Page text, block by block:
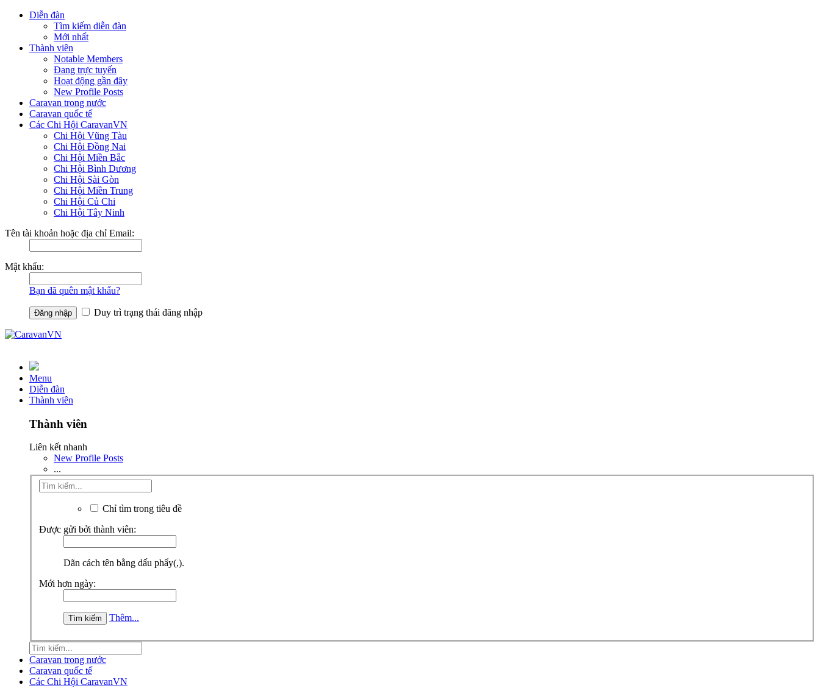
Diễn đàn
Tìm kiếm diễn đàn
Mới nhất
Thành viên
Notable Members
Đang trực tuyến
Hoạt động gần đây
New Profile Posts
Caravan trong nước
Caravan quốc tế
Các Chi Hội CaravanVN
Chi Hội Vũng Tàu
Chi Hội Đồng Nai
Chi Hội Miền Bắc
Chi Hội Bình Dương
Chi Hội Sài Gòn
Chi Hội Miền Trung
Chi Hội Củ Chi
Chi Hội Tây Ninh
Tên tài khoản hoặc địa chỉ Email:
Mật khẩu:
Bạn đã quên mật khẩu?
Duy trì trạng thái đăng nhập
Menu
Diễn đàn
Thành viên
Thành viên
Liên kết nhanh
New Profile Posts
...
Chỉ tìm trong tiêu đề
Được gửi bởi thành viên:
Dãn cách tên bằng dấu phẩy(,).
Mới hơn ngày:
Thêm...
Caravan trong nước
Caravan quốc tế
Các Chi Hội CaravanVN